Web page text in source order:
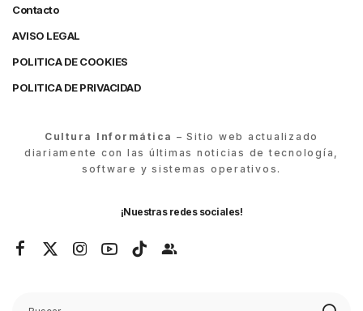
Contacto
AVISO LEGAL
POLITICA DE COOKIES
POLITICA DE PRIVACIDAD
Cultura Informática – Sitio web actualizado
diariamente con las últimas noticias de tecnología,
software y sistemas operativos.
¡Nuestras redes sociales!